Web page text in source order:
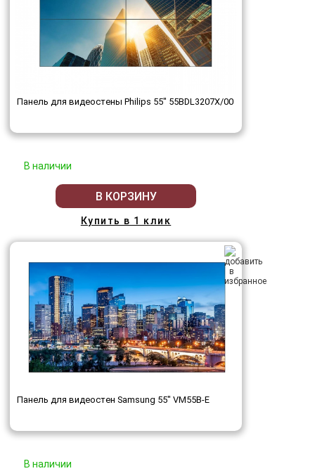
Панель для видеостены Philips 55" 55BDL3207X/00
В наличии
В КОРЗИНУ
Купить в 1 клик
Панель для видеостен Samsung 55" VM55B-E
В наличии